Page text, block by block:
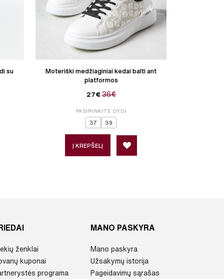
su
Moteriški medžiaginiai kedai balti ant
platformos
27€ 36€
PASIRINKITE DYDĮ
37 39
Į KREPŠELĮ
ženklai
kuponai
programa
MANO PASKYRA
Mano paskyra
Užsakymų istorija
Pageidavimų sąrašas